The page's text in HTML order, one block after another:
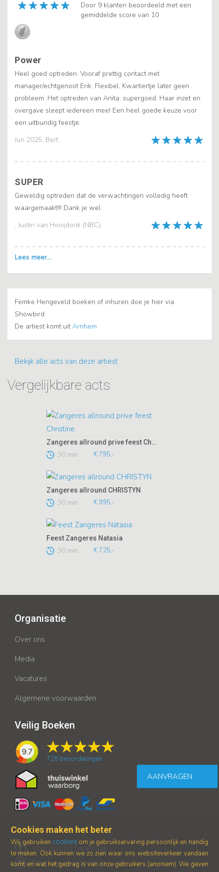
Door 9 klanten beoordeeld met een
gemiddelde score van 10
Jun 2025, Bert
Power
Heel goed optreden. Vooraf prettig contact met
manager/echtgenoot Erik. Flexibel. Kwartiertje later geen
probleem. Het optreden van Anita: supergoed. Haar inzet en
overgave sleept iedereen mee! Een heel goede keuze voor
een uitbundig feestje.
, Justin van Hooijdonk (NBC)
SUPER
Geweldig optreden dat de verwachtingen volledig heeft
waargemaakt!!! Dank je wel
Femke Hengeveld boeken of inhuren doe je hier via
Showbird.
De artiest komt uitArnhem
Bekijk alle acts van deze artiest
Vergelijkbare acts
Zangeres allround prive feest Christine
30 min € 795,-
Zangeres allround CHRISTYN
30 min € 995,-
Feest Zangeres Natasia
30 min € 725,-
AANVRAGEN
Organisatie
Over ons
Media
Vacatures
Algemene voorwaarden
Veilig Boeken
9.7
728 beoordelingen
Volg ons op Facebook
Volg ons op Instagram
Cookies maken het beter
Wij gebruiken cookies om je gebruikservaring persoonlijk en handig
te maken. Ook kunnen we zo zien waar ons websiteverkeer vandaan
komt en wat het gedrag is van onze gebruikers (anoniem). We geven